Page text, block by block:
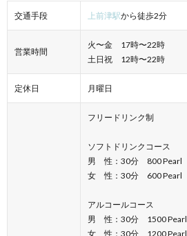
交通手段 上前津駅から徒歩2分
営業時間
火〜金 17時〜22時
土日祝 12時〜22時
定休日 月曜日
フリードリンク制
ソフトドリンクコース
男 性：30分 800 Pearl
女 性：30分 600 Pearl
アルコールコース
男 性：30分 1500 Pearl
女 性：30分 1200 Pearl